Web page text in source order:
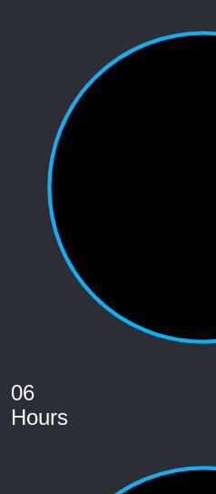
06
Hours